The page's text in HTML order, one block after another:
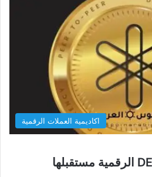
اكاديمية العملات الرقمية